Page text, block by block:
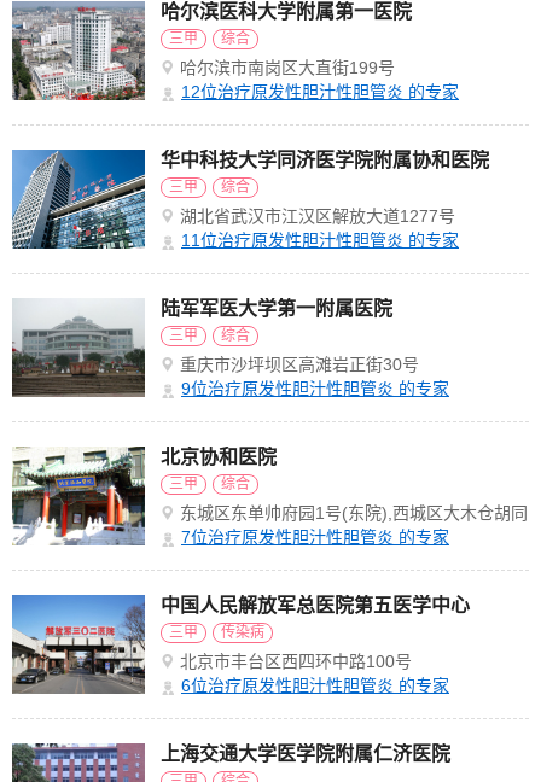
哈尔滨医科大学附属第一医院
三甲 综合
哈尔滨市南岗区大直街199号
12位治疗原发性胆汁性胆管炎 的专家
华中科技大学同济医学院附属协和医院
三甲 综合
湖北省武汉市江汉区解放大道1277号
11位治疗原发性胆汁性胆管炎 的专家
陆军军医大学第一附属医院
三甲 综合
重庆市沙坪坝区高滩岩正街30号
9位治疗原发性胆汁性胆管炎 的专家
北京协和医院
三甲 综合
东城区东单帅府园1号(东院),西城区大木仓胡同
41号(西院)
7位治疗原发性胆汁性胆管炎 的专家
中国人民解放军总医院第五医学中心
三甲 传染病
北京市丰台区西四环中路100号
6位治疗原发性胆汁性胆管炎 的专家
上海交通大学医学院附属仁济医院